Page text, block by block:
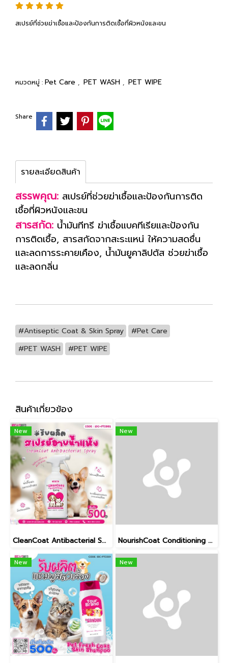
สเปรย์ที่ช่วยฆ่าเชื้อและป้องกันการติดเชื้อที่ผิวหนังและขน
หมวดหมู่ : Pet Care , PET WASH , PET WIPE
Share
รายละเอียดสินค้า
สรรพคุณ: สเปรย์ที่ช่วยฆ่าเชื้อและป้องกันการติด
เชื้อที่ผิวหนังและขน
สารสกัด: น้ำมันทีทรี ฆ่าเชื้อแบคทีเรียและป้องกัน
การติดเชื้อ, สารสกัดจากสะระแหน่ ให้ความสดชื่น
และลดการระคายเคือง, น้ำมันยูคาลิปตัส ช่วยฆ่าเชื้อ
และลดกลิ่น
#Antiseptic Coat & Skin Spray
#Pet Care
#PET WASH
#PET WIPE
สินค้าเกี่ยวข้อง
New
CleanCoat Antibacterial Spray
New
NourishCoat Conditioning Mist
New New